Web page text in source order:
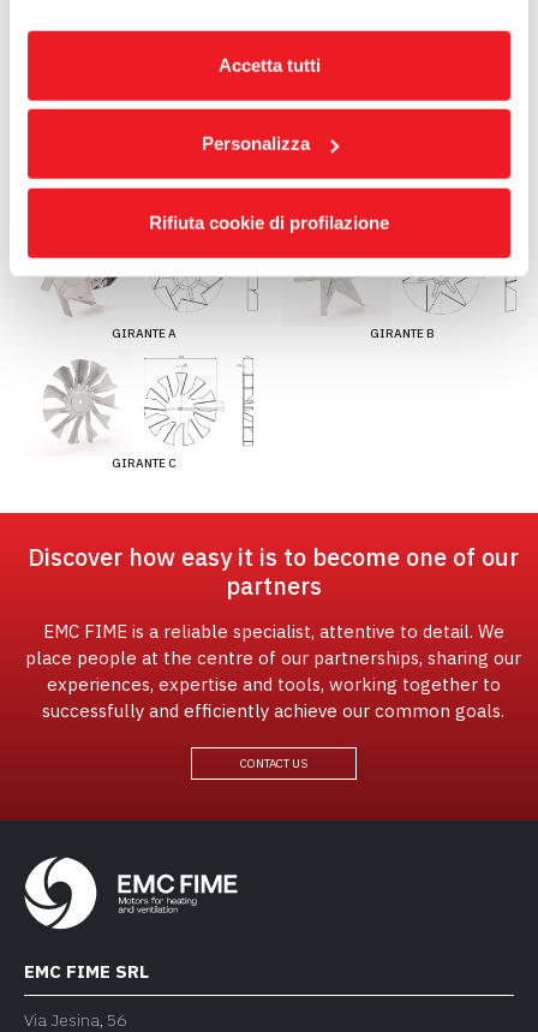
Clicca quiper visualizzare la cookie policy.
Accetta tutti
Personalizza
Rifiuta cookie di profilazione
Customizzation
GIRANTE A GIRANTE B
GIRANTE C
Discover how easy it is to become one of our
partners
EMC FIME is a reliable specialist, attentive to detail. We
place people at the centre of our partnerships, sharing our
experiences, expertise and tools, working together to
successfully and efficiently achieve our common goals.
CONTACT US
EMC FIME SRL
Via Jesina, 56